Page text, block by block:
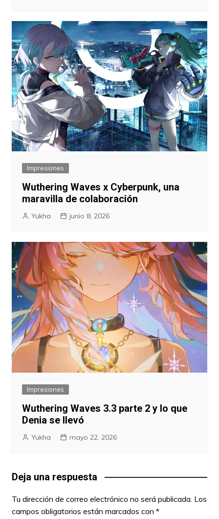
Impresiones
Wuthering Waves x Cyberpunk, una
maravilla de colaboración
Yukha junio 8, 2026
Impresiones
Wuthering Waves 3.3 parte 2 y lo que
Denia se llevó
Yukha mayo 22, 2026
Deja una respuesta
Tu dirección de correo electrónico no será publicada. Los
campos obligatorios están marcados con *